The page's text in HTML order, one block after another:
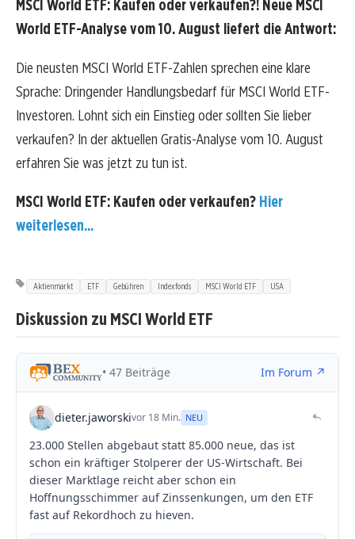
MSCI World ETF: Kaufen oder verkaufen?! Neue MSCI
World ETF-Analyse vom 10. August liefert die Antwort:
Die neusten MSCI World ETF-Zahlen sprechen eine klare
Sprache: Dringender Handlungsbedarf für MSCI World ETF-
Investoren. Lohnt sich ein Einstieg oder sollten Sie lieber
verkaufen? In der aktuellen Gratis-Analyse vom 10. August
erfahren Sie was jetzt zu tun ist.
MSCI World ETF: Kaufen oder verkaufen? Hier
weiterlesen...
Aktienmarkt ETF Gebühren Indexfonds MSCI World ETF USA
Diskussion zu MSCI World ETF